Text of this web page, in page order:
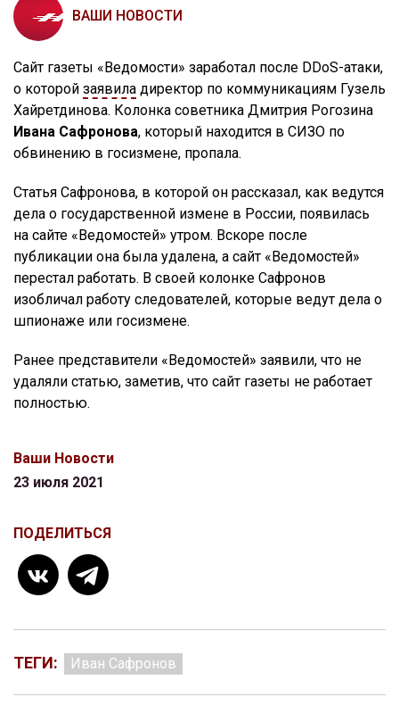
ВАШИ НОВОСТИ
Сайт газеты «Ведомости» заработал после DDoS-атаки,
о которой заявила директор по коммуникациям Гузель
Хайретдинова. Колонка советника Дмитрия Рогозина
Ивана Сафронова, который находится в СИЗО по
обвинению в госизмене, пропала.
Статья Сафронова, в которой он рассказал, как ведутся
дела о государственной измене в России, появилась
на сайте «Ведомостей» утром. Вскоре после
публикации она была удалена, а сайт «Ведомостей»
перестал работать. В своей колонке Сафронов
изобличал работу следователей, которые ведут дела о
шпионаже или госизмене.
Ранее представители «Ведомостей» заявили, что не
удаляли статью, заметив, что сайт газеты не работает
полностью.
Ваши Новости
23 июля 2021
ПОДЕЛИТЬСЯ
ТЕГИ: Иван Сафронов